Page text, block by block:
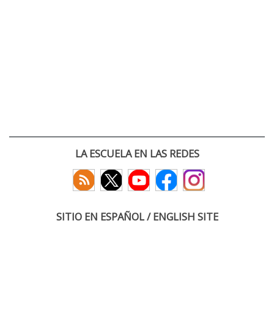
LA ESCUELA EN LAS REDES
SITIO EN ESPAÑOL / ENGLISH SITE